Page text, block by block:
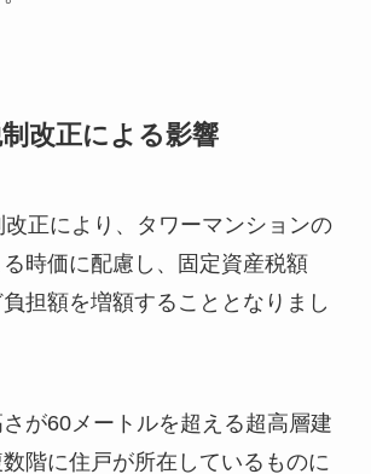
改正による影響
正により、タワーマンションの
時価に配慮し、固定資産税額
担額を増額することとなりまし
が60メートルを超える超高層建
階に住戸が所在しているものに